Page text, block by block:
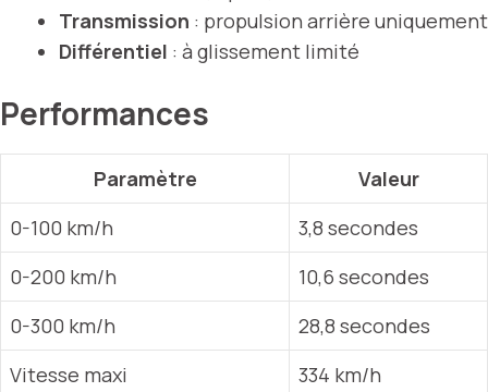
Transmission : propulsion arrière uniquement
Différentiel : à glissement limité
Performances
Paramètre
Valeur
0-100 km/h
3,8 secondes
0-200 km/h
10,6 secondes
0-300 km/h
28,8 secondes
Vitesse maxi
334 km/h